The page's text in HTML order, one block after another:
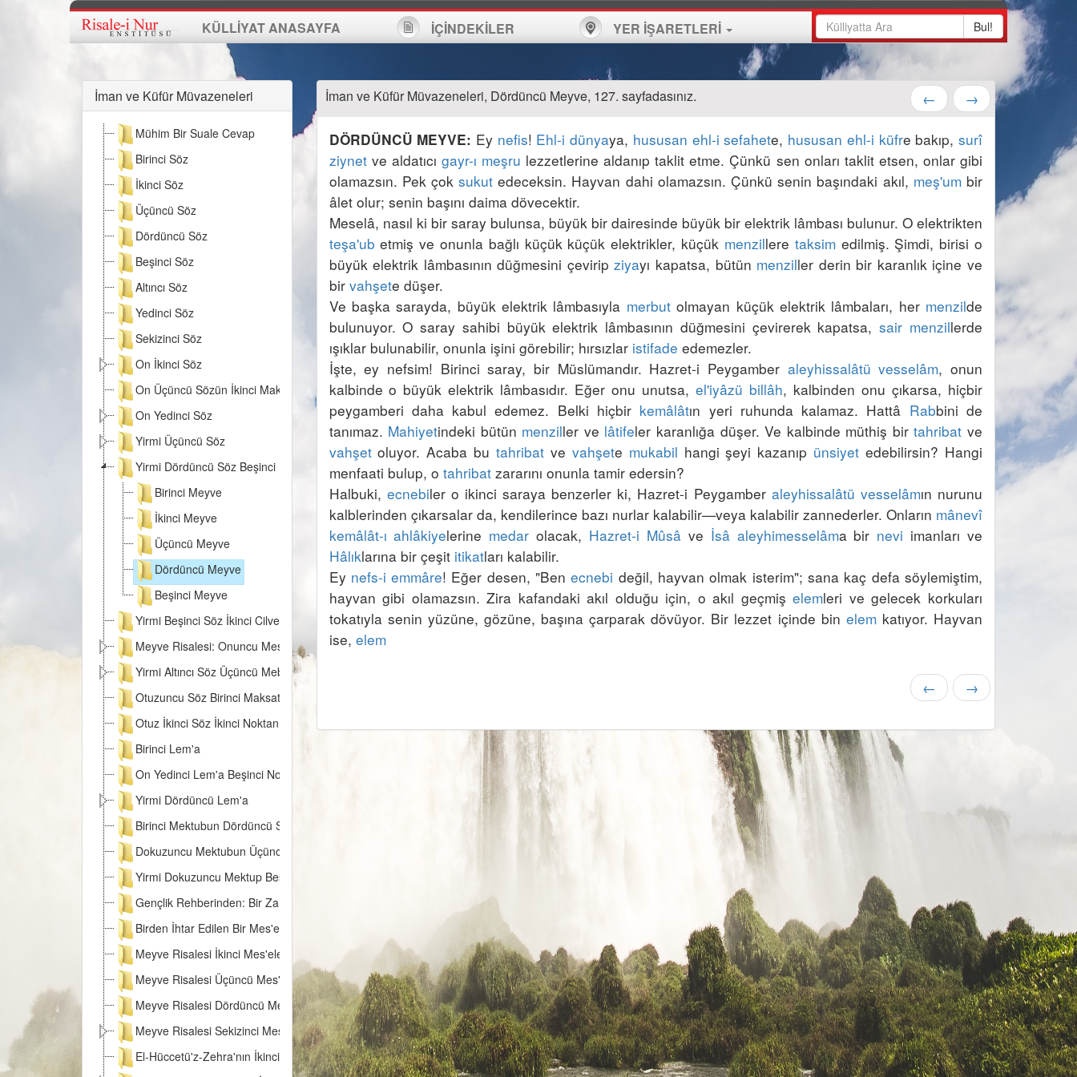
KÜLLİYAT ANASAYFA İÇİNDEKİLER YER İŞARETLERİ Bul!
İman ve Küfür Müvazeneleri
Mühim Bir Suale Cevap
Birinci Söz
İkinci Söz
Üçüncü Söz
Dördüncü Söz
Beşinci Söz
Altıncı Söz
Yedinci Söz
Sekizinci Söz
On İkinci Söz
On Üçüncü Sözün İkinci Makamı
On Yedinci Söz
Yirmi Üçüncü Söz
Yirmi Dördüncü Söz Beşinci Dal
Birinci Meyve
İkinci Meyve
Üçüncü Meyve
Dördüncü Meyve
Beşinci Meyve
Yirmi Beşinci Söz İkinci Cilve
Meyve Risalesi: Onuncu Meseleye Bir Hatime Olarak İki Haşiye
Yirmi Altıncı Söz Üçüncü Mebhasın sonu
Otuzuncu Söz Birinci Maksat
Otuz İkinci Söz İkinci Noktanın İkinci Mebhası
Birinci Lem'a
On Yedinci Lem'a Beşinci Nota
Yirmi Dördüncü Lem'a
Birinci Mektubun Dördüncü Suali
Dokuzuncu Mektubun Üçüncü Kısmı
Yirmi Dokuzuncu Mektup Beşinci Risale olan Beşinci Kısım
Gençlik Rehberinden: Bir Zaman Eskişehir Hapishanesinin Penceresinde Oturmuştum
Birden İhtar Edilen Bir Mes'ele-i Mühimme
Meyve Risalesi İkinci Mes'elenin Hülâsası
Meyve Risalesi Üçüncü Mes'ele
Meyve Risalesi Dördüncü Mes'ele
Meyve Risalesi Sekizinci Mes'elenin bir Hülâsası
El-Hüccetü'z-Zehra'nın İkinci Makamı
İman ve Küfür Müvazeneleri, Dördüncü Meyve, 127. sayfadasınız. ← →
DÖRDÜNCÜ MEYVE: Ey nefis! Ehl-i dünyaya, hususan ehl-i sefahete, hususan ehl-i küfre bakıp, surî
ziynet ve aldatıcı gayr-ı meşru lezzetlerine aldanıp taklit etme. Çünkü sen onları taklit etsen, onlar gibi
olamazsın. Pek çok sukut edeceksin. Hayvan dahi olamazsın. Çünkü senin başındaki akıl, meş'um bir
teşa'ub etmiş ve onunla bağlı küçük küçük elektrikler, küçük menzillere taksim edilmiş. Şimdi, birisi o
büyük elektrik lâmbasının düğmesini çevirip ziyayı kapatsa, bütün menziller derin bir karanlık içine ve
bir vahşet
Ve başka sarayda, büyük elektrik lâmbasıyla merbut olmayan küçük elektrik lâmbaları, her menzilde
bulunuyor. O saray sahibi büyük elektrik lâmbasının düğmesini çevirerek kapatsa, sair menzillerde
ışıklar bulunabilir, onunla işini görebilir; hırsızlar istifade
İşte, ey nefsim! Birinci saray, bir Müslümandır. Hazret-i Peygamber aleyhissalâtü vesselâm, onun
kalbinde o büyük elektrik lâmbasıdır. Eğer onu unutsa, el'iyâzü billâh, kalbinden onu çıkarsa, hiçbir
peygamberi daha kabul edemez. Belki hiçbir kemâlâtın yeri ruhunda kalamaz. Hattâ Rabbini de
tanımaz. Mahiyetindeki bütün menziller ve lâtifeler karanlığa düşer. Ve kalbinde müthiş bir tahribat
vahşet oluyor. Acaba bu tahribat ve vahşete mukabil hangi şeyi kazanıp ünsiyet edebilirsin? Hangi
menfaati bulup, o tahribat
Halbuki, ecnebiler o ikinci saraya benzerler ki, Hazret-i Peygamber aleyhissalâtü vesselâmın nurunu
kalblerinden çıkarsalar da, kendilerince bazı nurlar kalabilir—veya kalabilir zannederler. Onların mânevî
kemâlât-ı ahlâkiyelerine medar olacak, Hazret-i Mûsâ ve İsâ aleyhimesselâma bir nevi
Hâlıklarına bir çeşit itikat
Ey nefs-i emmâre! Eğer desen, "Ben ecnebi değil, hayvan olmak isterim"; sana kaç defa söylemiştim,
hayvan gibi olamazsın. Zira kafandaki akıl olduğu için, o akıl geçmiş elemleri ve gelecek korkuları
tokatıyla senin yüzüne, gözüne, başına çarparak dövüyor. Bir lezzet içinde bin elem katıyor. Hayvan
ise, elem
← →